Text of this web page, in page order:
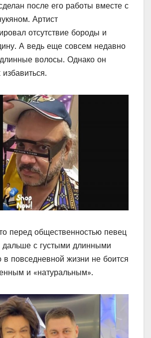
после его работы вместе с
Артист
отсутствие бороды и
А ведь еще совсем недавно
волосы. Однако он
перед общественностью певец
дальше с густыми длинными
повседневной жизни не боится
и «натуральным».